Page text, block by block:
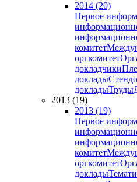
2014 (20)
Первое
комитет
оргкомитет
докладчики
доклады
докладыТруды
2013 (19)
2013 (19)
Первое
комитет
оргкомитет
доклады